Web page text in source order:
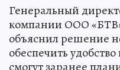
Генеральный
компании ООО
объяснил решение
обеспечить
смогут заранее